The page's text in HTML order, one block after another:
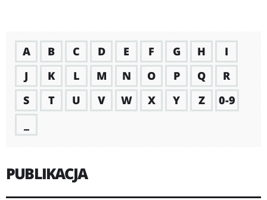
A B C D E F G H
I
J
K L M N O P Q
R
S
T U V W X Y Z
0-9
PUBLIKACJA